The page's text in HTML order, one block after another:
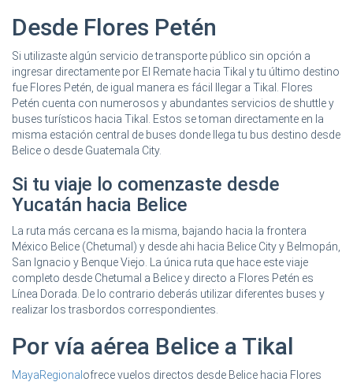
Desde Flores Petén
Si utilizaste algún servicio de transporte público sin opción a
ingresar directamente por El Remate hacia Tikal y tu último destino
fue Flores Petén, de igual manera es fácil llegar a Tikal. Flores
Petén cuenta con numerosos y abundantes servicios de shuttle y
buses turísticos hacia Tikal. Estos se toman directamente en la
misma estación central de buses donde llega tu bus destino desde
Belice o desde Guatemala City.
Si tu viaje lo comenzaste desde
Yucatán hacia Belice
La ruta más cercana es la misma, bajando hacia la frontera
México Belice (Chetumal) y desde ahi hacia Belice City y Belmopán,
San Ignacio y Benque Viejo. La única ruta que hace este viaje
completo desde Chetumal a Belice y directo a Flores Petén es
Línea Dorada. De lo contrario deberás utilizar diferentes buses y
realizar los trasbordos correspondientes.
Por vía aérea Belice a Tikal
MayaRegional ofrece vuelos directos desde Belice hacia Flores